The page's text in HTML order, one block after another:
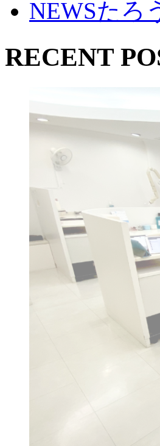
NEWSたろ
RECENT